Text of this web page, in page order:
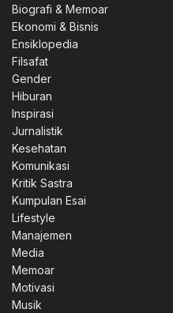
Biografi & Memoar
Ekonomi & Bisnis
Ensiklopedia
Filsafat
Gender
Hiburan
Inspirasi
Jurnalistik
Kesehatan
Komunikasi
Kritik Sastra
Kumpulan Esai
Lifestyle
Manajemen
Media
Memoar
Motivasi
Musik